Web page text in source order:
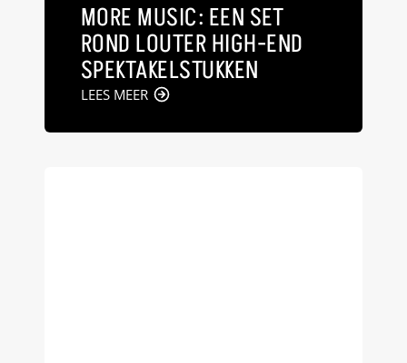
MORE MUSIC: EEN SET
ROND LOUTER HIGH-END
SPEKTAKELSTUKKEN
LEES MEER